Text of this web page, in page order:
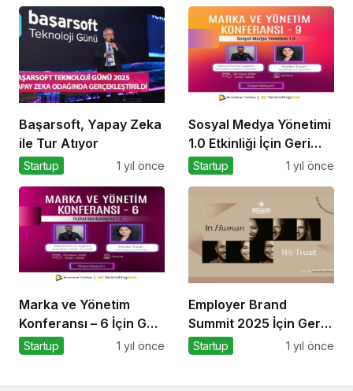
Oldu
Başarsoft, Yapay Zeka
ile Tur Atıyor
Startup 1 yıl önce
Sosyal Medya Yönetimi
1.0 Etkinliği İçin Geri
Sayım!
Startup 1 yıl önce
Marka ve Yönetim
Konferansı – 6 İçin Geri
Sayım!
Startup 1 yıl önce
Employer Brand
Summit 2025 İçin Geri
Sayım!
Startup 1 yıl önce